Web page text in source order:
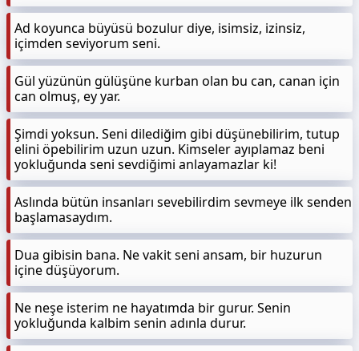
Ad koyunca büyüsü bozulur diye, isimsiz, izinsiz,
içimden seviyorum seni.
Gül yüzünün gülüşüne kurban olan bu can, canan için
can olmuş, ey yar.
Şimdi yoksun. Seni dilediğim gibi düşünebilirim, tutup
elini öpebilirim uzun uzun. Kimseler ayıplamaz beni
yokluğunda seni sevdiğimi anlayamazlar ki!
Aslında bütün insanları sevebilirdim sevmeye ilk senden
başlamasaydım.
Dua gibisin bana. Ne vakit seni ansam, bir huzurun
içine düşüyorum.
Ne neşe isterim ne hayatımda bir gurur. Senin
yokluğunda kalbim senin adınla durur.